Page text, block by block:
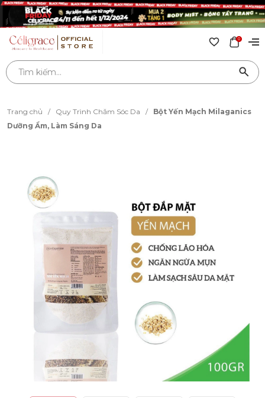
0
Trang chủ / Quy Trình Chăm Sóc Da /
Bột Yến Mạch Milaganics
Dưỡng Ẩm, Làm Sáng Da